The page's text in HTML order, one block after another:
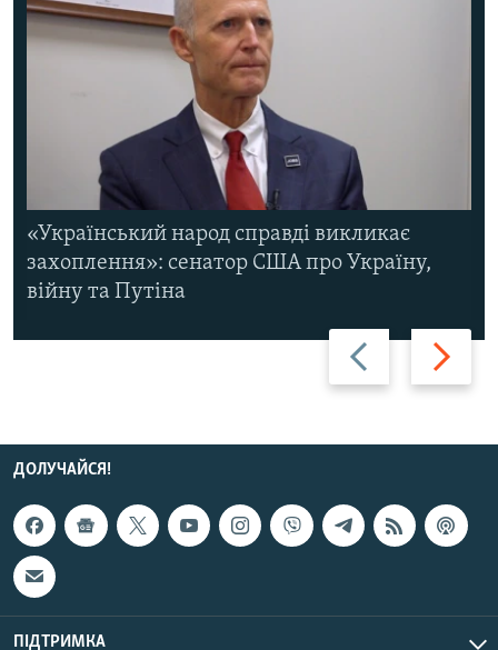
Назад Вперед
«Український народ справді викликає
захоплення»: сенатор США про Україну,
війну та Путіна
ДОЛУЧАЙСЯ!
ПІДТРИМКА